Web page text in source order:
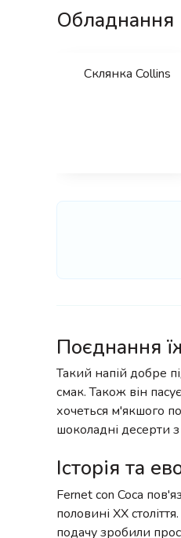
Обладнання
Склянка Collins
Поєднання
Такий напій добре
смак. Також він
хочеться м'якшого
шоколадні десерти
Історія та
Fernet con Coca
половині XX
подачу зробили